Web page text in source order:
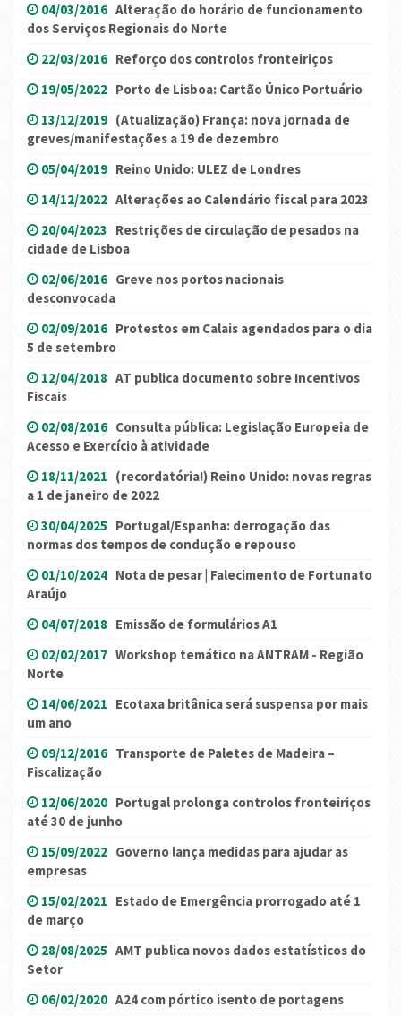
04/03/2016 Alteração do horário de funcionamento
dos Serviços Regionais do Norte
22/03/2016 Reforço dos controlos fronteiriços
19/05/2022 Porto de Lisboa: Cartão Único Portuário
13/12/2019 (Atualização) França: nova jornada de
greves/manifestações a 19 de dezembro
05/04/2019 Reino Unido: ULEZ de Londres
14/12/2022 Alterações ao Calendário fiscal para 2023
20/04/2023 Restrições de circulação de pesados na
cidade de Lisboa
02/06/2016 Greve nos portos nacionais
desconvocada
02/09/2016 Protestos em Calais agendados para o dia
5 de setembro
12/04/2018 AT publica documento sobre Incentivos
Fiscais
02/08/2016 Consulta pública: Legislação Europeia de
Acesso e Exercício à atividade
18/11/2021 (recordatória!) Reino Unido: novas regras
a 1 de janeiro de 2022
30/04/2025 Portugal/Espanha: derrogação das
normas dos tempos de condução e repouso
01/10/2024 Nota de pesar | Falecimento de Fortunato
Araújo
04/07/2018 Emissão de formulários A1
02/02/2017 Workshop temático na ANTRAM - Região
Norte
14/06/2021 Ecotaxa britânica será suspensa por mais
um ano
09/12/2016 Transporte de Paletes de Madeira –
Fiscalização
12/06/2020 Portugal prolonga controlos fronteiriços
até 30 de junho
15/09/2022 Governo lança medidas para ajudar as
empresas
15/02/2021 Estado de Emergência prorrogado até 1
de março
28/08/2025 AMT publica novos dados estatísticos do
Setor
06/02/2020 A24 com pórtico isento de portagens